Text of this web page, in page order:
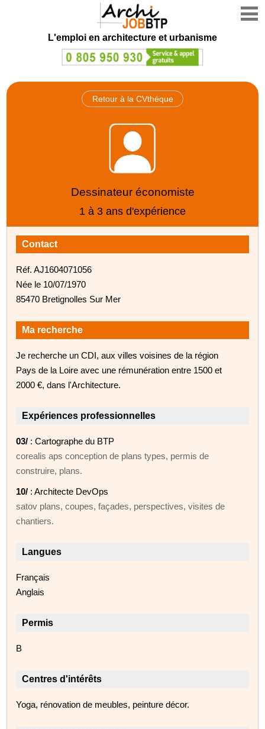
L'emploi en architecture et urbanisme
Retour à la CVthèque
Dessinateur économiste
1 à 3 ans d'expérience
Contact
Réf. AJ1604071056
Née le 10/07/1970
85470 Bretignolles Sur Mer
Ma recherche
Je recherche un CDI, aux villes voisines de la région
Pays de la Loire avec une rémunération entre 1500 et
2000 €, dans l'Architecture.
Expériences professionnelles
03/ : Cartographe du BTP
corealis aps conception de plans types, permis de
construire, plans.
10/ : Architecte DevOps
satov plans, coupes, façades, perspectives, visites de
chantiers.
Langues
Français
Anglais
Permis
B
Centres d'intérêts
Yoga, rénovation de meubles, peinture décor.